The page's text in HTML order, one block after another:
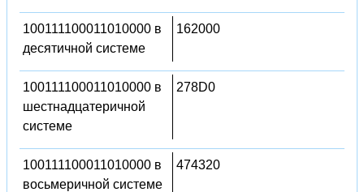
100111100011010000 в
десятичной системе
162000
100111100011010000 в
шестнадцатеричной
системе
278D0
100111100011010000 в
восьмеричной системе
474320